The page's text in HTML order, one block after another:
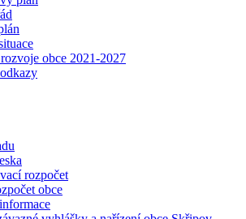
obce 2021-2027
rozpočet
obce